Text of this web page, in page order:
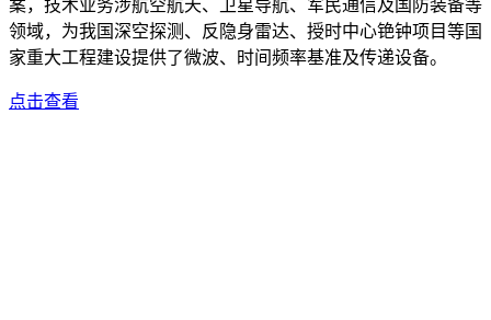
案，技术业务涉航空航天、卫星导航、军民通信及国防装备等
领域，为我国深空探测、反隐身雷达、授时中心铯钟项目等国
家重大工程建设提供了微波、时间频率基准及传递设备。
点击查看